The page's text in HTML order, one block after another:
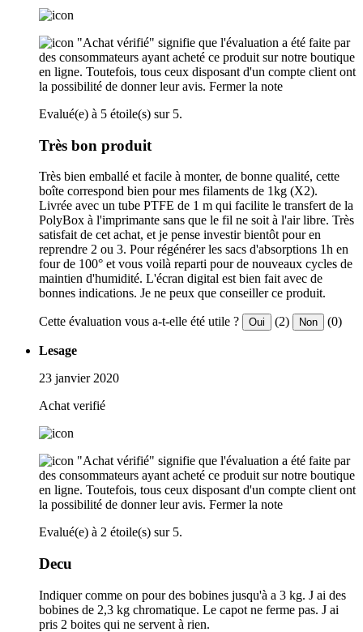
"Achat vérifié" signifie que l'évaluation a été faite par
des consommateurs ayant acheté ce produit sur notre boutique
en ligne. Toutefois, tous ceux disposant d'un compte client ont
la possibilité de donner leur avis. Fermer la note
Evalué(e) à 5 étoile(s) sur 5.
Très bon produit
Très bien emballé et facile à monter, de bonne qualité, cette
boîte correspond bien pour mes filaments de 1kg (X2).
Livrée avec un tube PTFE de 1 m qui facilite le transfert de la
PolyBox à l'imprimante sans que le fil ne soit à l'air libre. Très
satisfait de cet achat, et je pense investir bientôt pour en
reprendre 2 ou 3. Pour régénérer les sacs d'absorptions 1h en
four de 100° et vous voilà reparti pour de nouveaux cycles de
maintien d'humidité. L'écran digital est bien fait avec de
bonnes indications. Je ne peux que conseiller ce produit.
Cette évaluation vous a-t-elle été utile ? Oui (2) Non (0)
Lesage
23 janvier 2020
Achat verifié
"Achat vérifié" signifie que l'évaluation a été faite par
des consommateurs ayant acheté ce produit sur notre boutique
en ligne. Toutefois, tous ceux disposant d'un compte client ont
la possibilité de donner leur avis. Fermer la note
Evalué(e) à 2 étoile(s) sur 5.
Decu
Indiquer comme on pour des bobines jusqu'à a 3 kg. J ai des
bobines de 2,3 kg chromatique. Le capot ne ferme pas. J ai
pris 2 boites qui ne servent à rien.